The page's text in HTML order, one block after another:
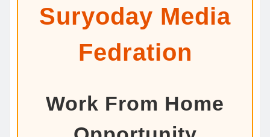
Suryoday Media
Fedration
Work From Home